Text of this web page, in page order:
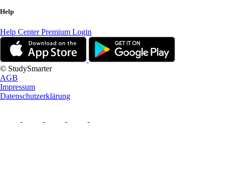
Help
Help CenterPremium Login
© StudySmarter
AGB
Impressum
Datenschutzerklärung